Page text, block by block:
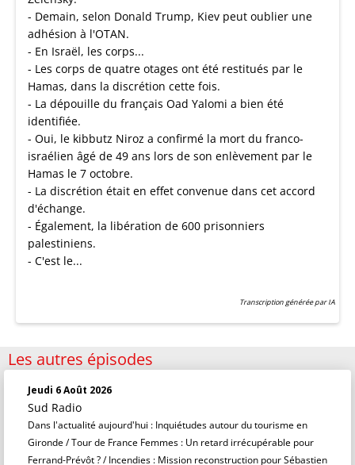
- Demain, selon Donald Trump, Kiev peut oublier une
adhésion à l'OTAN.
- En Israël, les corps...
- Les corps de quatre otages ont été restitués par le
Hamas, dans la discrétion cette fois.
- La dépouille du français Oad Yalomi a bien été
identifiée.
- Oui, le kibbutz Niroz a confirmé la mort du franco-
israélien âgé de 49 ans lors de son enlèvement par le
Hamas le 7 octobre.
- La discrétion était en effet convenue dans cet accord
d'échange.
- Également, la libération de 600 prisonniers
palestiniens.
- C'est le...
Transcription générée par IA
Les autres épisodes
Jeudi 6 Août 2026
Sud Radio
Dans l'actualité aujourd'hui : Inquiétudes autour du tourisme en
Gironde / Tour de France Femmes : Un retard irrécupérable pour
Ferrand-Prévôt ? / Incendies : Mission reconstruction pour Sébastien